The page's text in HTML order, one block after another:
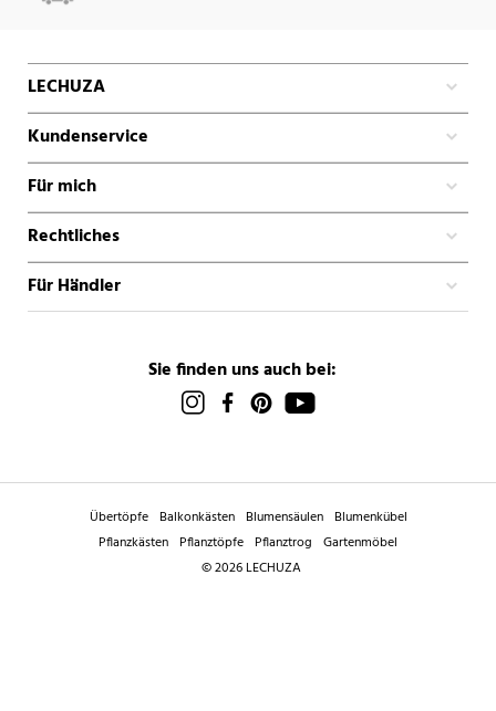
LECHUZA
Kundenservice
Für mich
Rechtliches
Für Händler
Sie finden uns auch bei:
Übertöpfe Balkonkästen Blumensäulen Blumenkübel
Pflanzkästen Pflanztöpfe Pflanztrog Gartenmöbel
© 2026 LECHUZA